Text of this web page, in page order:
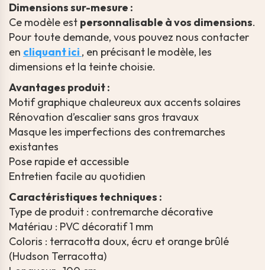
Dimensions sur-mesure :
Ce modèle est personnalisable à vos dimensions.
Pour toute demande, vous pouvez nous contacter
en cliquant ici , en précisant le modèle, les
dimensions et la teinte choisie.
Avantages produit :
Motif graphique chaleureux aux accents solaires
Rénovation d’escalier sans gros travaux
Masque les imperfections des contremarches
existantes
Pose rapide et accessible
Entretien facile au quotidien
Caractéristiques techniques :
Type de produit : contremarche décorative
Matériau : PVC décoratif 1 mm
Coloris : terracotta doux, écru et orange brûlé
(Hudson Terracotta)